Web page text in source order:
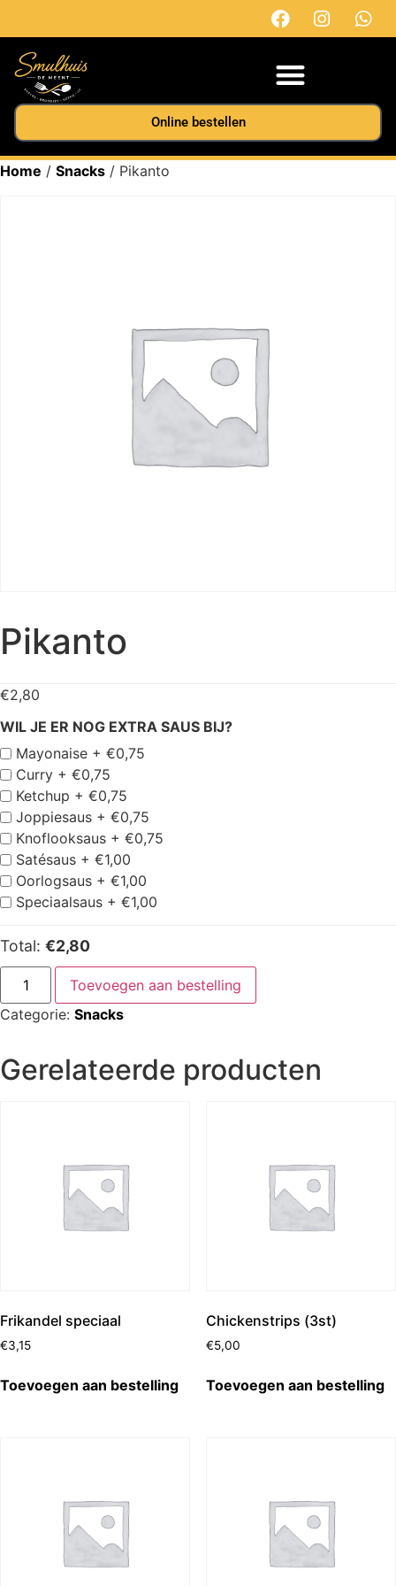
Online bestellen
Home / Snacks / Pikanto
Pikanto
€2,80
WIL JE ER NOG EXTRA SAUS BIJ?
Mayonaise + €0,75
Curry + €0,75
Ketchup + €0,75
Joppiesaus + €0,75
Knoflooksaus + €0,75
Satésaus + €1,00
Oorlogsaus + €1,00
Speciaalsaus + €1,00
Total: €2,80
Toevoegen aan bestelling
Categorie: Snacks
Gerelateerde producten
Frikandel speciaal
€3,15
Toevoegen aan bestelling
Chickenstrips (3st)
€5,00
Toevoegen aan bestelling